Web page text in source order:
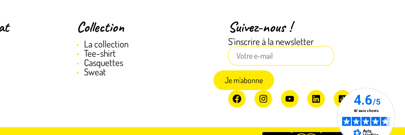
Collection
La collection
Tee-shirt
Casquettes
Sweat
Suivez-nous !
S'inscrire à la newsletter
Je m'abonne